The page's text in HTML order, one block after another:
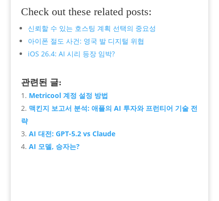
Check out these related posts:
신뢰할 수 있는 호스팅 계획 선택의 중요성
아이폰 절도 사건: 영국 발 디지털 위협
iOS 26.4: AI 시리 등장 임박?
관련된 글:
Metricool 계정 설정 방법
맥킨지 보고서 분석: 애플의 AI 투자와 프런티어 기술 전
략
AI 대전: GPT-5.2 vs Claude
AI 모델, 승자는?